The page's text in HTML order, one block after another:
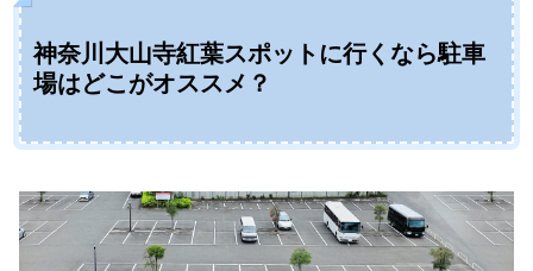
神奈川大山寺紅葉スポットに行くなら駐車
場はどこがオススメ？